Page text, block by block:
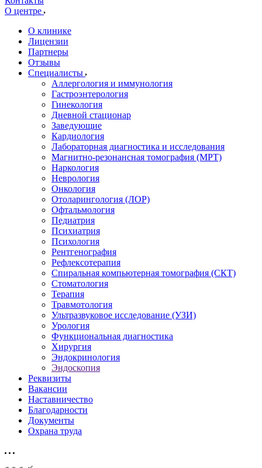
О центре
О клинике
Лицензии
Партнеры
Отзывы
Специалисты
Аллергология и иммунология
Гастроэнтерология
Гинекология
Дневной стационар
Заведующие
Кардиология
Лабораторная диагностика и исследования
Магнитно-резонансная томография (МРТ)
Наркология
Неврология
Онкология
Отоларингология (ЛОР)
Офтальмология
Педиатрия
Психиатрия
Психология
Рентгенография
Рефлексотерапия
Спиральная компьютерная томография (СКТ)
Стоматология
Терапия
Травмотология
Ультразвуковое исследование (УЗИ)
Урология
Функциональная диагностика
Хирургия
Эндокринология
Эндоскопия
Реквизиты
Вакансии
Наставничество
Благодарности
Документы
Охрана труда